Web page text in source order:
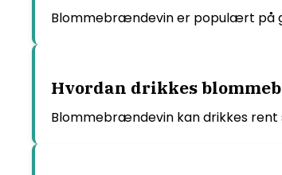
Blommebrændevin er populært på
Hvordan drikkes
Blommebrændevin kan drikkes rent